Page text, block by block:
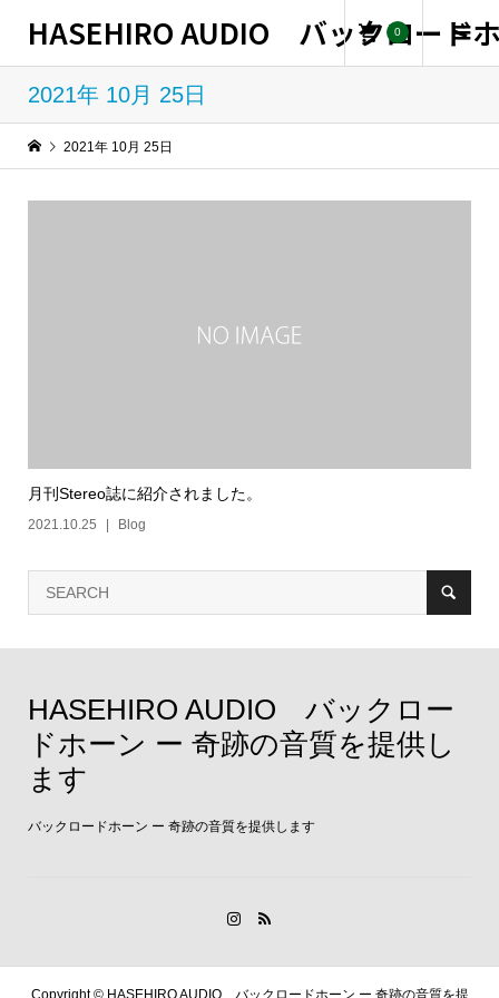
HASEHIRO AUDIO バックロード
0
2021年 10月 25日
2021年 10月 25日
月刊Stereo誌に紹介されました。
2021.10.25 Blog
HASEHIRO AUDIO バックロー
ドホーン ー 奇跡の音質を提供し
ます
バックロードホーン ー 奇跡の音質を提供します
Copyright ©HASEHIRO AUDIO バックロードホーン ー 奇跡の音質を提